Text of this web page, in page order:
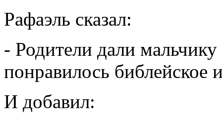
Рафаэль сказал:
- Родители дали
понравилось
И добавил: